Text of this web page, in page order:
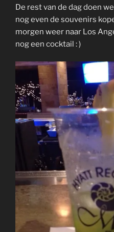
De rest van de dag doen
nog even de souvenirs
morgen weer naar Los
nog een cocktail : )